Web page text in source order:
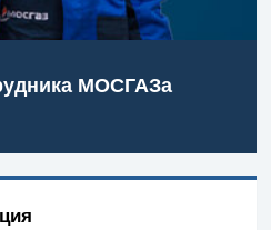
МОСГАЗа